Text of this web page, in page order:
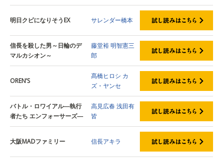
明日クビになりそうEX サレンダー橋本
信長を殺した男～日輪のデ
マルカシオン～
藤堂裕明智憲三
郎
OREN’S
髙橋ヒロシ カ
ズ・ヤンセ
バトル・ロワイアル―執行
者たち エンフォーサーズ―
高見広春浅田有
皆
大阪MADファミリー 信長アキラ